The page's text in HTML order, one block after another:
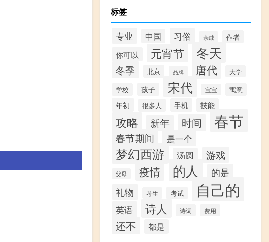
标签
专业 中国 习俗 亲戚 作者
你可以 元宵节 冬天
冬季 北京 品牌 唐代 大学
学校 孩子 宋代 宝宝 寓意
年初 很多人 手机 技能
攻略 新年 时间 春节
春节期间 是一个
梦幻西游 汤圆 游戏
父母 疫情 的人 的是
礼物 考生 考试 自己的
英语 诗人 诗词 费用
还不 都是